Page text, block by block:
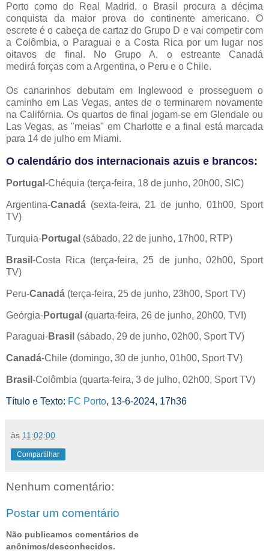
Porto como do Real Madrid, o Brasil procura a décima
conquista da maior prova do continente americano. O
escrete é o cabeça de cartaz do Grupo D e vai competir com
a Colômbia, o Paraguai e a Costa Rica por um lugar nos
oitavos de final. No Grupo A, o estreante Canadá
medirá forças com a Argentina, o Peru e o Chile.
Os canarinhos debutam em Inglewood e prosseguem o
caminho em Las Vegas, antes de o terminarem novamente
na Califórnia. Os quartos de final jogam-se em Glendale ou
Las Vegas, as "meias" em Charlotte e a final está marcada
para 14 de julho em Miami.
O calendário dos internacionais azuis e brancos:
Portugal -Chéquia (terça-feira, 18 de junho, 20h00, SIC)
Argentina-Canadá (sexta-feira, 21 de junho, 01h00, Sport
TV)
Turquia-Portugal (sábado, 22 de junho, 17h00, RTP)
Brasil -Costa Rica (terça-feira, 25 de junho, 02h00, Sport
TV)
Peru-Canadá (terça-feira, 25 de junho, 23h00, Sport TV)
Geórgia-Portugal (quarta-feira, 26 de junho, 20h00, TVI)
Paraguai-Brasil (sábado, 29 de junho, 02h00, Sport TV)
Canadá-Chile (domingo, 30 de junho, 01h00, Sport TV)
Brasil -Colômbia (quarta-feira, 3 de julho, 02h00, Sport TV)
Título e Texto: FC Porto, 13-6-2024, 17h36
às 11:02:00
Compartilhar
Nenhum comentário:
Postar um comentário
Não publicamos comentários de
anônimos/desconhecidos.